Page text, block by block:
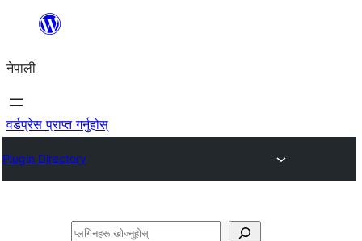
सामग्रीमा
नेपाली
वर्डप्रेस प्राप्त गर्नुहोस्
Plugin Directory
खोज्नुहोस्